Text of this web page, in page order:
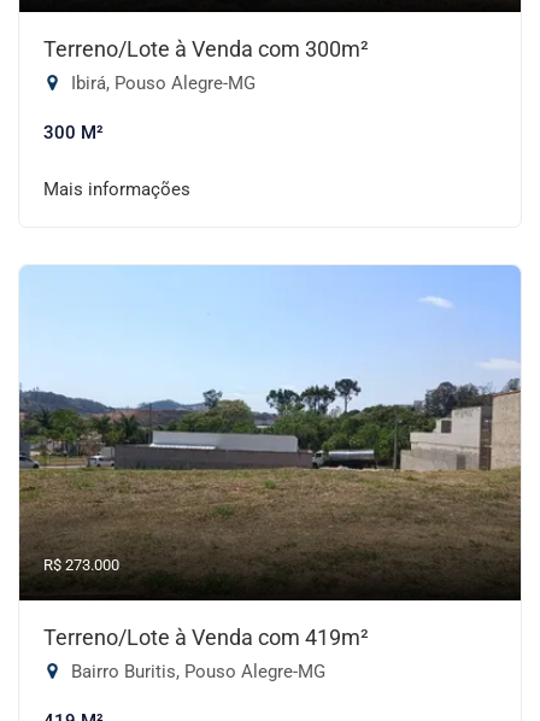
Terreno/Lote à Venda com 300m²
Ibirá, Pouso Alegre-MG
300 M²
Mais informações
R$ 273.000
Terreno/Lote à Venda com 419m²
Bairro Buritis, Pouso Alegre-MG